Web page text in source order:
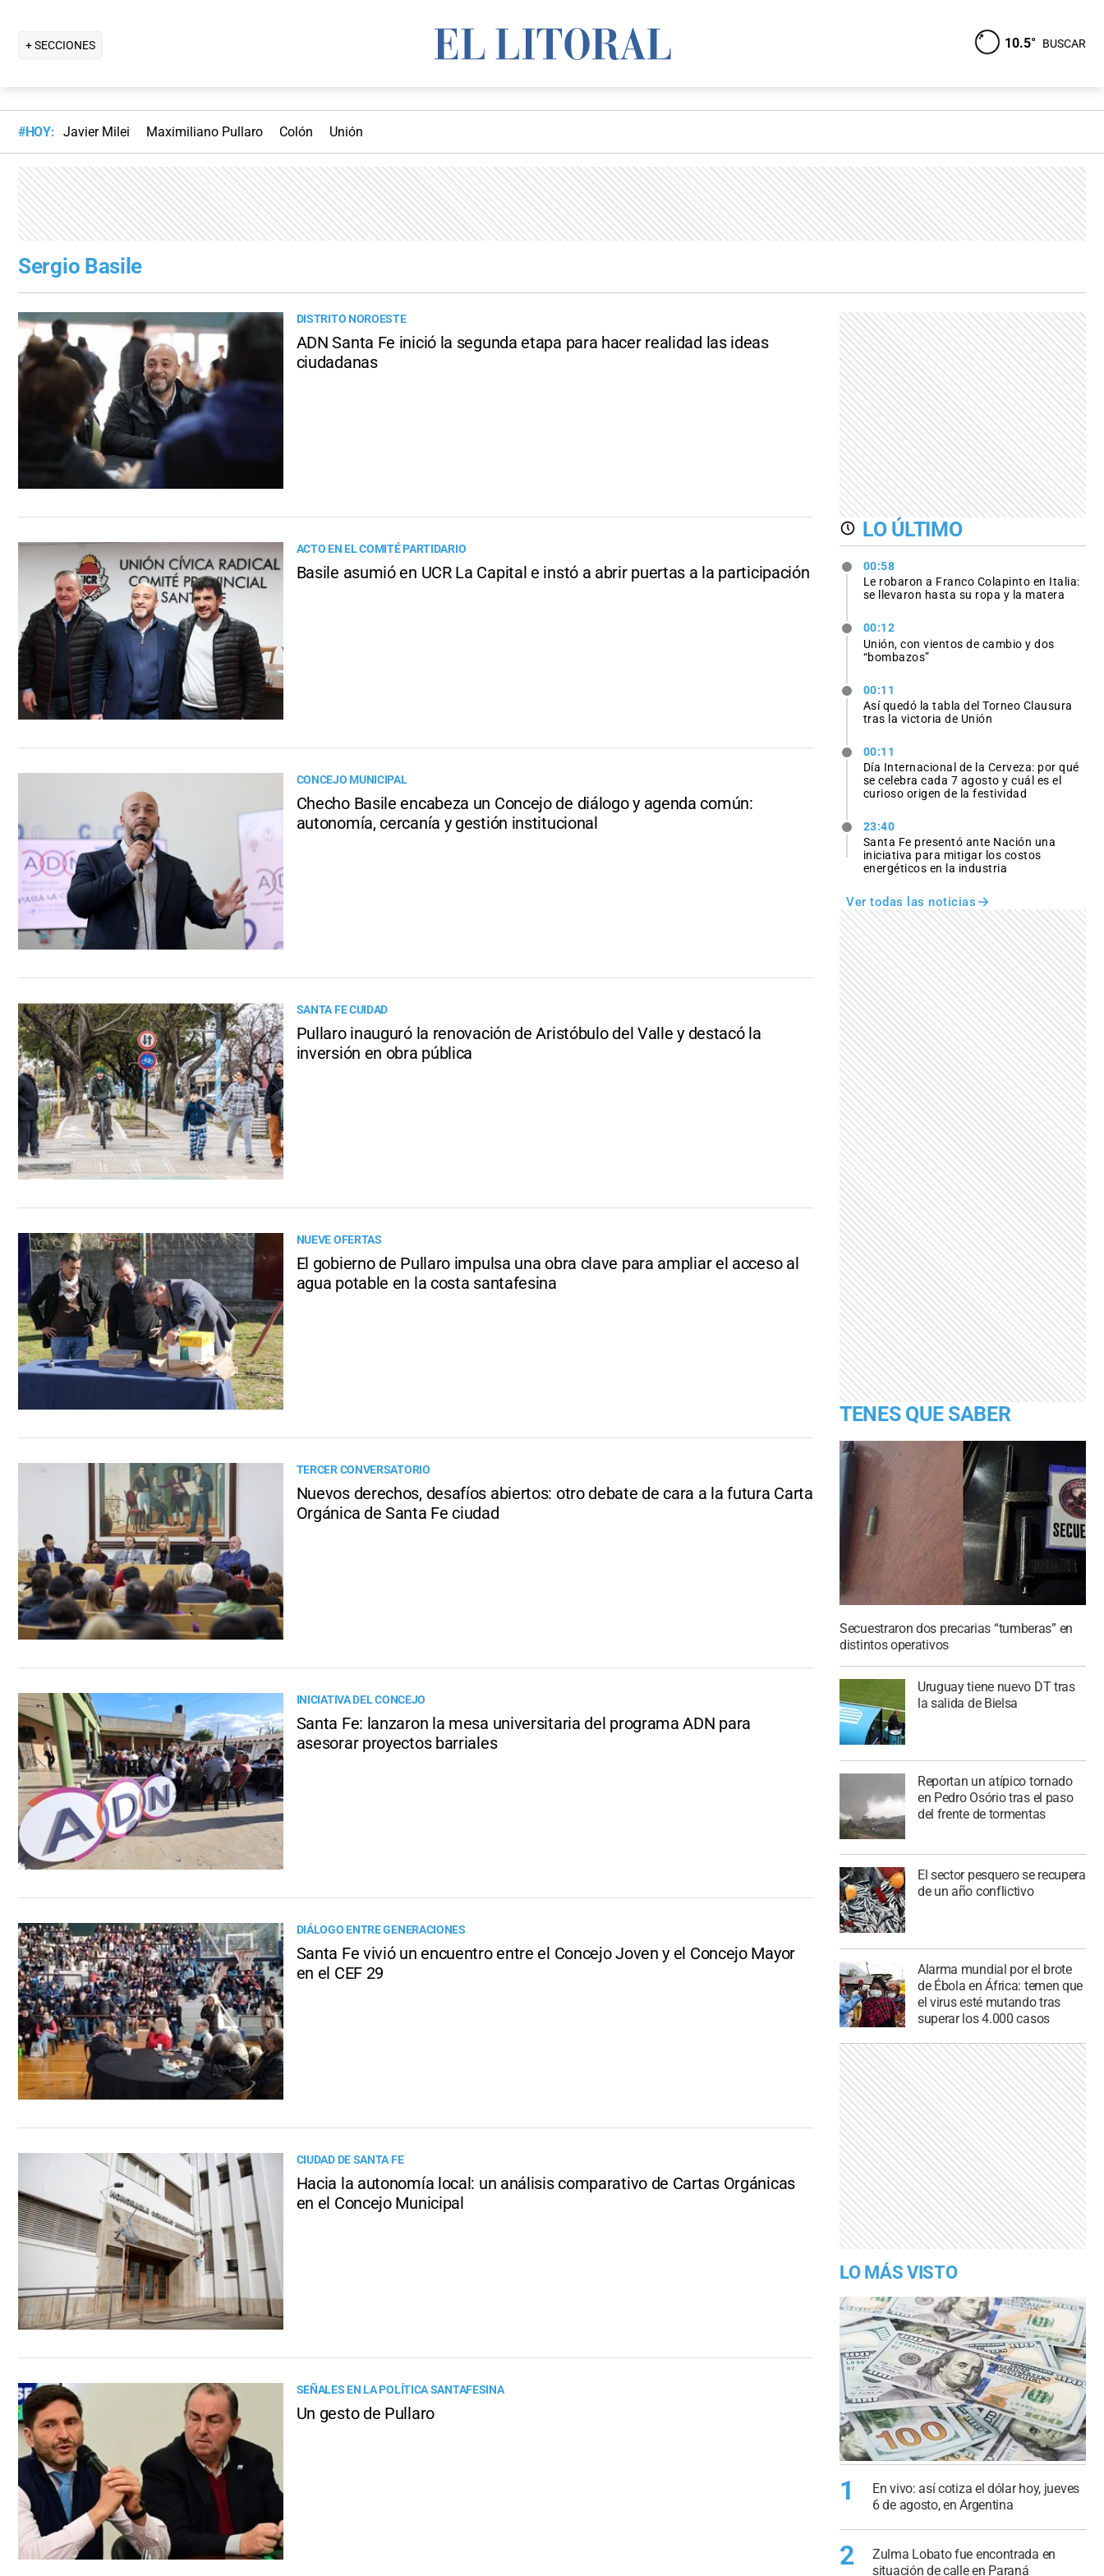
+ SECCIONES 10.5° BUSCAR
#HOY: Javier Milei Maximiliano Pullaro Colón Unión
Sergio Basile
DISTRITO NOROESTE
ADN Santa Fe inició la segunda etapa para hacer realidad las ideas
ciudadanas
ACTO EN EL COMITÉ PARTIDARIO
Basile asumió en UCR La Capital e instó a abrir puertas a la participación
CONCEJO MUNICIPAL
Checho Basile encabeza un Concejo de diálogo y agenda común:
autonomía, cercanía y gestión institucional
SANTA FE CUIDAD
Pullaro inauguró la renovación de Aristóbulo del Valle y destacó la
inversión en obra pública
NUEVE OFERTAS
El gobierno de Pullaro impulsa una obra clave para ampliar el acceso al
agua potable en la costa santafesina
TERCER CONVERSATORIO
Nuevos derechos, desafíos abiertos: otro debate de cara a la futura Carta
Orgánica de Santa Fe ciudad
INICIATIVA DEL CONCEJO
Santa Fe: lanzaron la mesa universitaria del programa ADN para
asesorar proyectos barriales
DIÁLOGO ENTRE GENERACIONES
Santa Fe vivió un encuentro entre el Concejo Joven y el Concejo Mayor
en el CEF 29
CIUDAD DE SANTA FE
Hacia la autonomía local: un análisis comparativo de Cartas Orgánicas
en el Concejo Municipal
SEÑALES EN LA POLÍTICA SANTAFESINA
Un gesto de Pullaro
LO ÚLTIMO
00:58
Le robaron a Franco Colapinto en Italia:
se llevaron hasta su ropa y la matera
00:12
Unión, con vientos de cambio y dos
“bombazos”
00:11
Así quedó la tabla del Torneo Clausura
tras la victoria de Unión
00:11
Día Internacional de la Cerveza: por qué
se celebra cada 7 agosto y cuál es el
curioso origen de la festividad
23:40
Santa Fe presentó ante Nación una
iniciativa para mitigar los costos
energéticos en la industria
Ver todas las noticias
TENES QUE SABER
Secuestraron dos precarias “tumberas” en
distintos operativos
Uruguay tiene nuevo DT tras
la salida de Bielsa
Reportan un atípico tornado
en Pedro Osório tras el paso
del frente de tormentas
El sector pesquero se recupera
de un año conflictivo
Alarma mundial por el brote
de Ébola en África: temen que
el virus esté mutando tras
superar los 4.000 casos
LO MÁS VISTO
1
En vivo: así cotiza el dólar hoy, jueves
6 de agosto, en Argentina
2
Zulma Lobato fue encontrada en
situación de calle en Paraná